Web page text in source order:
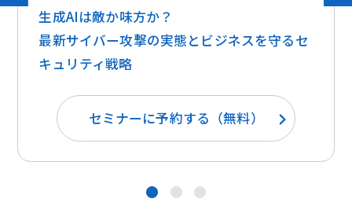
生成AIは敵か味方か？ ​​
最新サイバー攻撃の実態とビジネスを守るセ
キュリティ戦略
セミナーに予約する（無料）
● ● ●